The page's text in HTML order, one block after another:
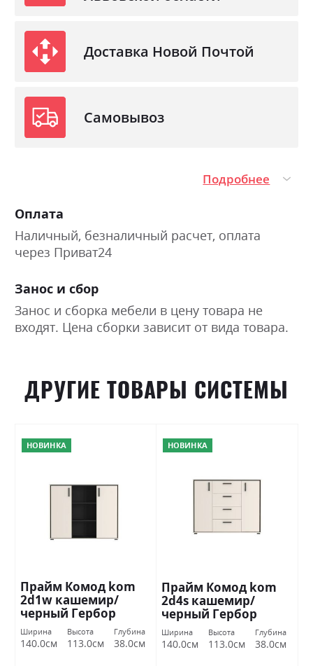
Доставка Новой Почтой
Самовывоз
Подробнее
Оплата
Наличный, безналичный расчет, оплата
через Приват24
Занос и сбор
Занос и сборка мебели в цену товара не
входят. Цена сборки зависит от вида товара.
ДРУГИЕ ТОВАРЫ СИСТЕМЫ
НОВИНКА
Прайм Комод kom
2d1w кашемир/
черный Гербор
Ширина
140.0см
Высота
113.0см
Глубина
38.0см
НОВИНКА
Прайм Комод kom
2d4s кашемир/
черный Гербор
Ширина
140.0см
Высота
113.0см
Глубина
38.0см